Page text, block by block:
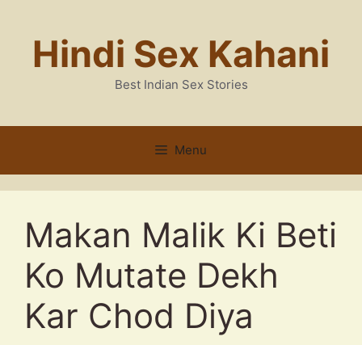
contentHindi Sex Kahani
Best Indian Sex Stories
Menu
Makan Malik Ki Beti
Ko Mutate Dekh
Kar Chod Diya